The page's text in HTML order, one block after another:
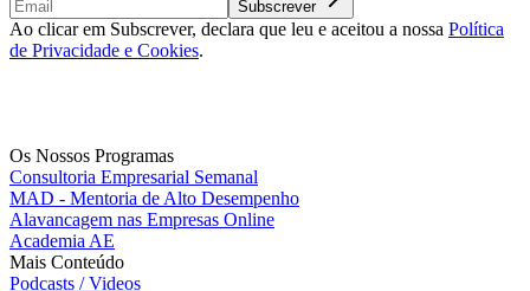
Subscrever
Ao clicar em Subscrever, declara que leu e aceitou a nossa Política
de Privacidade e Cookies.
Os Nossos Programas
Consultoria Empresarial Semanal
MAD - Mentoria de Alto Desempenho
Alavancagem nas Empresas Online
Academia AE
Mais Conteúdo
Podcasts / Videos